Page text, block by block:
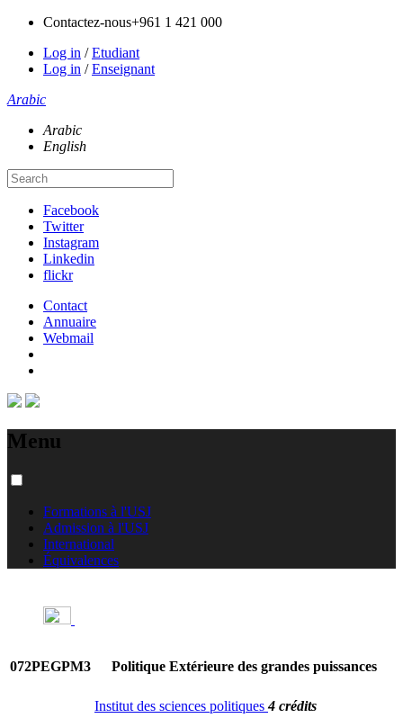
Contactez-nous+961 1 421 000
Log in /Etudiant
Log in /Enseignant
Arabic
Arabic
English
Facebook
Twitter
Instagram
Linkedin
flickr
Contact
Annuaire
Webmail
Menu
Formations à l'USJ
Admission à l'USJ
International
Équivalences
072PEGPM3 Politique Extérieure des grandes puissances
Institut des sciences politiques4 crédits